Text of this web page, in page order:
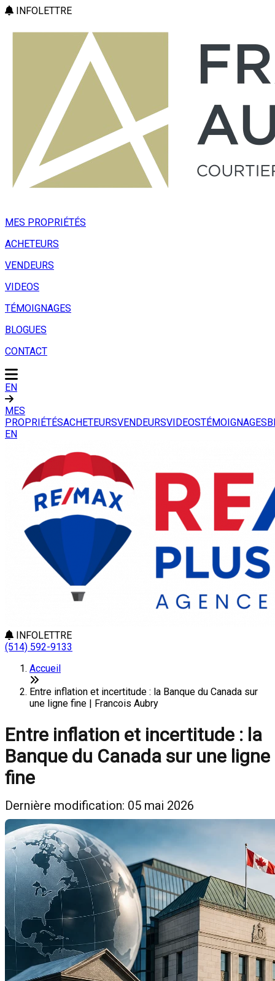
INFOLETTRE
MES PROPRIÉTÉS
ACHETEURS
VENDEURS
VIDEOS
TÉMOIGNAGES
BLOGUES
CONTACT
EN
MES
PROPRIÉTÉSACHETEURSVENDEURSVIDEOSTÉMOIGNAGES
EN
INFOLETTRE
(514) 592-9133
Accueil
Entre inflation et incertitude : la Banque du Canada sur
une ligne fine | Francois Aubry
Entre inflation et incertitude : la
Banque du Canada sur une ligne
fine
Dernière modification: 05 mai 2026